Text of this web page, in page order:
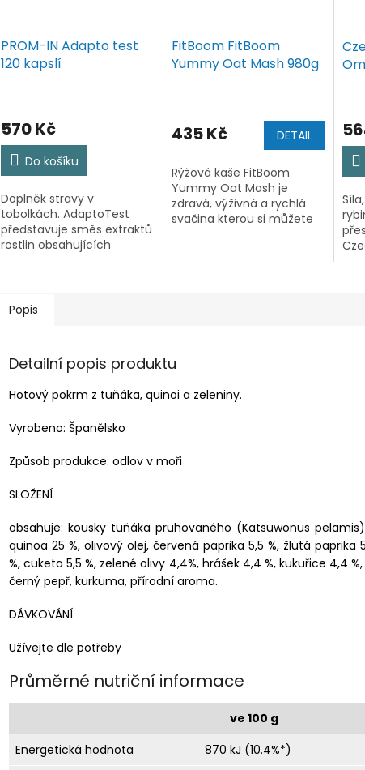
PROM-IN Adapto test
120 kapslí
570 Kč
Do košíku
Doplněk stravy v
tobolkách. AdaptoTest
představuje směs extraktů
rostlin obsahujících
organismu. Jejich
komplexního působení...
FitBoom FitBoom
Yummy Oat Mash 980g
435 Kč DETAIL
Rýžová kaše FitBoom
Yummy Oat Mash je
zdravá, výživná a rychlá
svačina kterou si můžete
Popis
Detailní popis produktu
Hotový pokrm z tuňáka, quinoi a zeleniny.
Vyrobeno: Španělsko
Způsob produkce: odlov v moři
SLOŽENÍ
obsahuje: kousky tuňáka pruhovaného (Katsuwonus
quinoa 25 %, olivový olej, červená paprika 5,5 %, žlutá paprika
%, cuketa 5,5 %, zelené olivy 4,4%, hrášek 4,4 %, kukuřice 4,4
černý pepř, kurkuma, přírodní aroma.
DÁVKOVÁNÍ
Užívejte dle potřeby
Průměrné nutriční informace
ve 100 g
Energetická hodnota
870 kJ (10.4%*)